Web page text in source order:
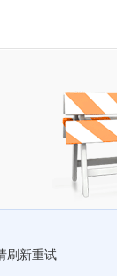
刷新重试